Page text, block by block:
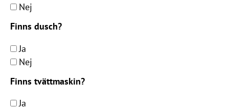
Nej
Finns dusch?
Ja
Nej
Finns tvättmaskin?
Ja